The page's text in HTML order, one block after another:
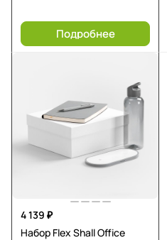
Подробнее
4 139 ₽
Набор Flex Shall Office